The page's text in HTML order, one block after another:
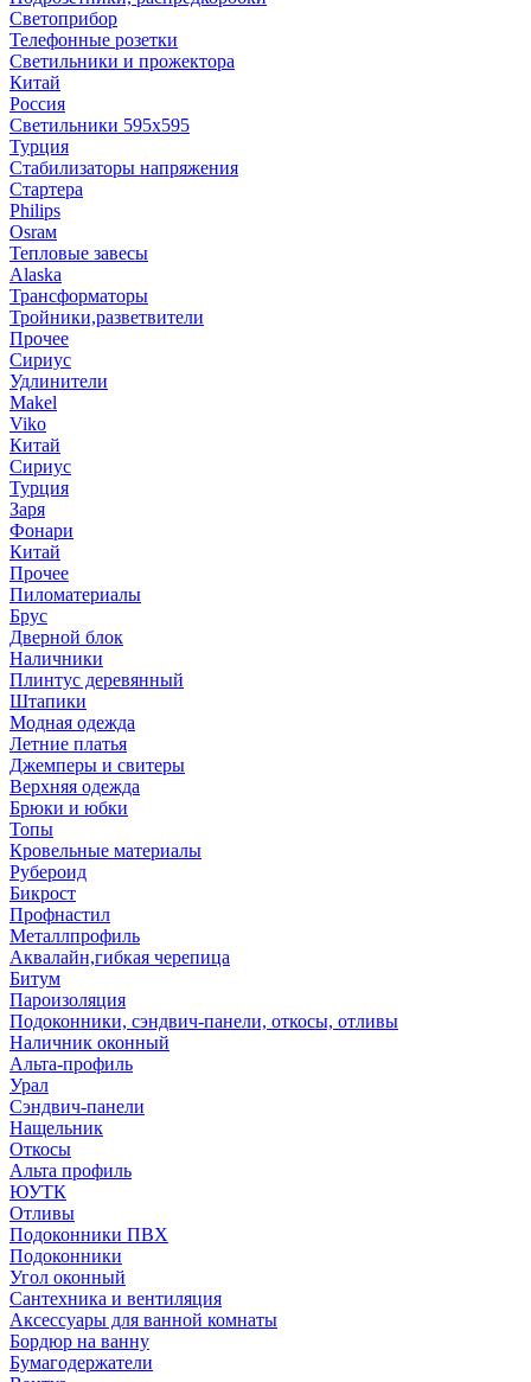
Светоприбор
Телефонные розетки
Светильники и прожектора
Китай
Россия
Светильники 595х595
Турция
Стабилизаторы напряжения
Стартера
Philips
Оsrам
Тепловые завесы
Alaska
Трансформаторы
Тройники,разветвители
Прочее
Сириус
Удлинители
Makel
Viko
Китай
Сириус
Турция
Заря
Фонари
Китай
Прочее
Пиломатериалы
Брус
Дверной блок
Наличники
Плинтус деревянный
Штапики
Модная одежда
Летние платья
Джемперы и свитеры
Верхняя одежда
Брюки и юбки
Топы
Кровельные материалы
Рубероид
Бикрост
Профнастил
Металлпрофиль
Аквалайн,гибкая черепица
Битум
Пароизоляция
Подоконники, сэндвич-панели, откосы, отливы
Наличник оконный
Альта-профиль
Урал
Сэндвич-панели
Нащельник
Откосы
Альта профиль
ЮУТК
Отливы
Подоконники ПВХ
Подоконники
Угол оконный
Сантехника и вентиляция
Аксессуары для ванной комнаты
Бордюр на ванну
Бумагодержатели